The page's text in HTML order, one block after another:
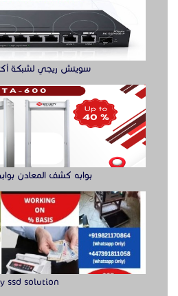
سويتش ريجي لشبكة
بوابه كشف المعادن
ssd solution